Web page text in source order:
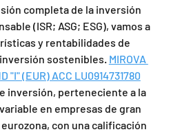
completa de la inversión
(ISR; ASG; ESG), vamos a
y rentabilidades de
sostenibles. MIROVA
"I" (EUR) ACC LU0914731780
inversión, perteneciente a la
en empresas de gran
con una calificación